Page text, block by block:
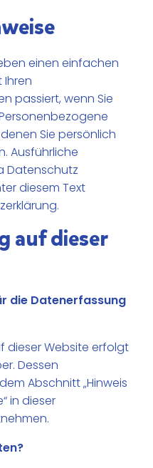
einen einfachen
Ihren
passiert, wenn Sie
Sie persönlich
Ausführliche
Datenschutz
diesem Text
auf dieser
die Datenerfassung
dieser Website erfolgt
Dessen
Abschnitt „Hinweis
in dieser